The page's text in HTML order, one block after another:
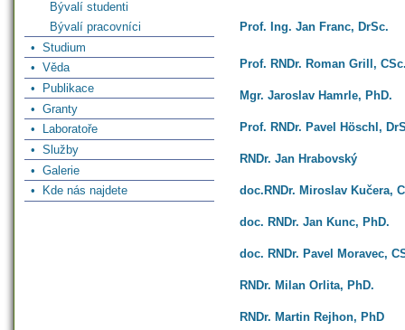
Bývalí studenti
Bývalí pracovníci
• Studium
• Věda
• Publikace
• Granty
• Laboratoře
• Služby
• Galerie
• Kde nás najdete
Prof. Ing. Jan Franc, DrSc.
Prof. RNDr. Roman Grill,
Mgr. Jaroslav Hamrle, PhD.
Prof. RNDr. Pavel Höschl,
RNDr. Jan Hrabovský
doc.RNDr. Miroslav Kučera,
doc. RNDr. Jan Kunc, PhD.
doc. RNDr. Pavel Moravec,
RNDr. Milan Orlita, PhD.
RNDr. Martin Rejhon, PhD